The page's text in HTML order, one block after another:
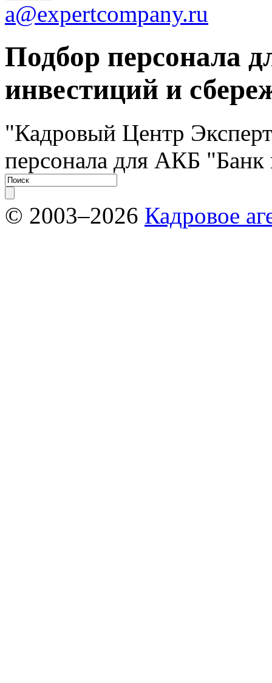
a@expertcompany.ru
Подбор персонала
инвестиций и
"Кадровый Центр
персонала для АКБ
© 2003–2026 Кадровое